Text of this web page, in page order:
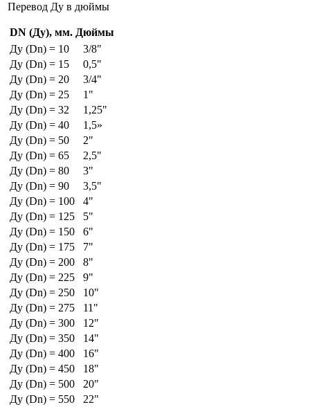
Перевод Ду в дюймы
DN (Ду), мм. Дюймы
Ду (Dn) = 10
3/8"
Ду (Dn) = 15
0,5"
Ду (Dn) = 20
3/4"
Ду (Dn) = 25
1"
Ду (Dn) = 32
1,25"
Ду (Dn) = 40
1,5»
Ду (Dn) = 50
2"
Ду (Dn) = 65
2,5"
Ду (Dn) = 80
3"
Ду (Dn) = 90
3,5"
Ду (Dn) = 100
4"
Ду (Dn) = 125
5"
Ду (Dn) = 150
6"
Ду (Dn) = 175
7"
Ду (Dn) = 200
8"
Ду (Dn) = 225
9"
Ду (Dn) = 250
10"
Ду (Dn) = 275
11"
Ду (Dn) = 300
12"
Ду (Dn) = 350
14"
Ду (Dn) = 400
16"
Ду (Dn) = 450
18"
Ду (Dn) = 500
20"
Ду (Dn) = 550
22"